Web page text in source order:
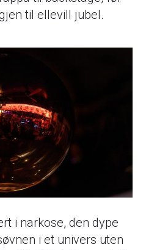
til ellevill jubel.
i narkose, den dype
i et univers uten